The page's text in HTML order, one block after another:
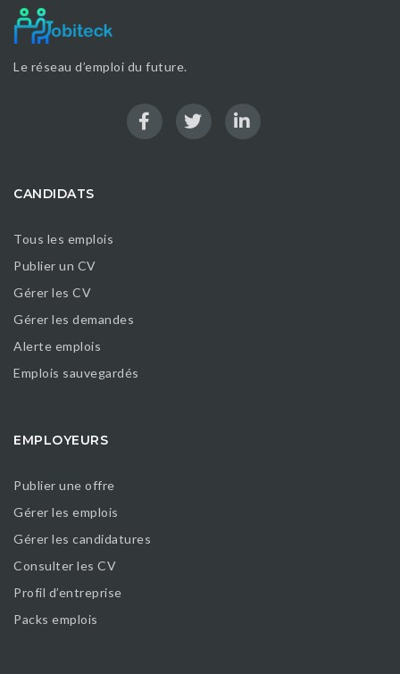
Le réseau d’emploi du future.
CANDIDATS
Tous les emplois
Publier un CV
Gérer les CV
Gérer les demandes
Alerte emplois
Emplois sauvegardés
EMPLOYEURS
Publier une offre
Gérer les emplois
Gérer les candidatures
Consulter les CV
Profil d’entreprise
Packs emplois